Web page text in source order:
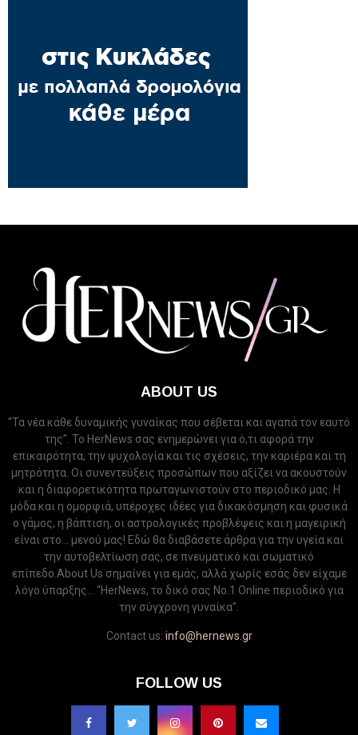
ABOUT US
“Τα νέα κάθε δυναμικής γυναίκας που σέβεται και αγαπά τον εαυτό
της”. Το HerNews σας ενημερώνει για ό,τι αφορά την
επικαιρότητα, την ψυχολογία και τις σχέσεις, την καριέρα και τη
μητρότητα. Οι συνεντεύξεις προσώπων που αξίζει να ακουστούν
και η διαφορετικότητα πρωταγωνιστούν στο περιοδικό μας. Η
μόδα και η ομορφιά, υπέροχες ιδέες για δικακόσμηση και φυσικά
ο γάμος, η βάπτιση, οι αστρολογικές προβλέψεις και η μαγειρική
είναι στο... μενού μας! Εδώ θα διαβάσετε άρθρα για την υγεία και
την αυτοβελτίωση σας, σε πνευματικό και σωματικό
επίπεδο.About Us σημαίνει για εμάς, αλλά χωρίς εσάς δεν είχαμε
λόγο ύπαρξης... “HerNews, το δικό σας Νo.1 Online περιοδικό για
την σύγχρονη γυναίκα”.
Contact us: info@hernews.gr
FOLLOW US